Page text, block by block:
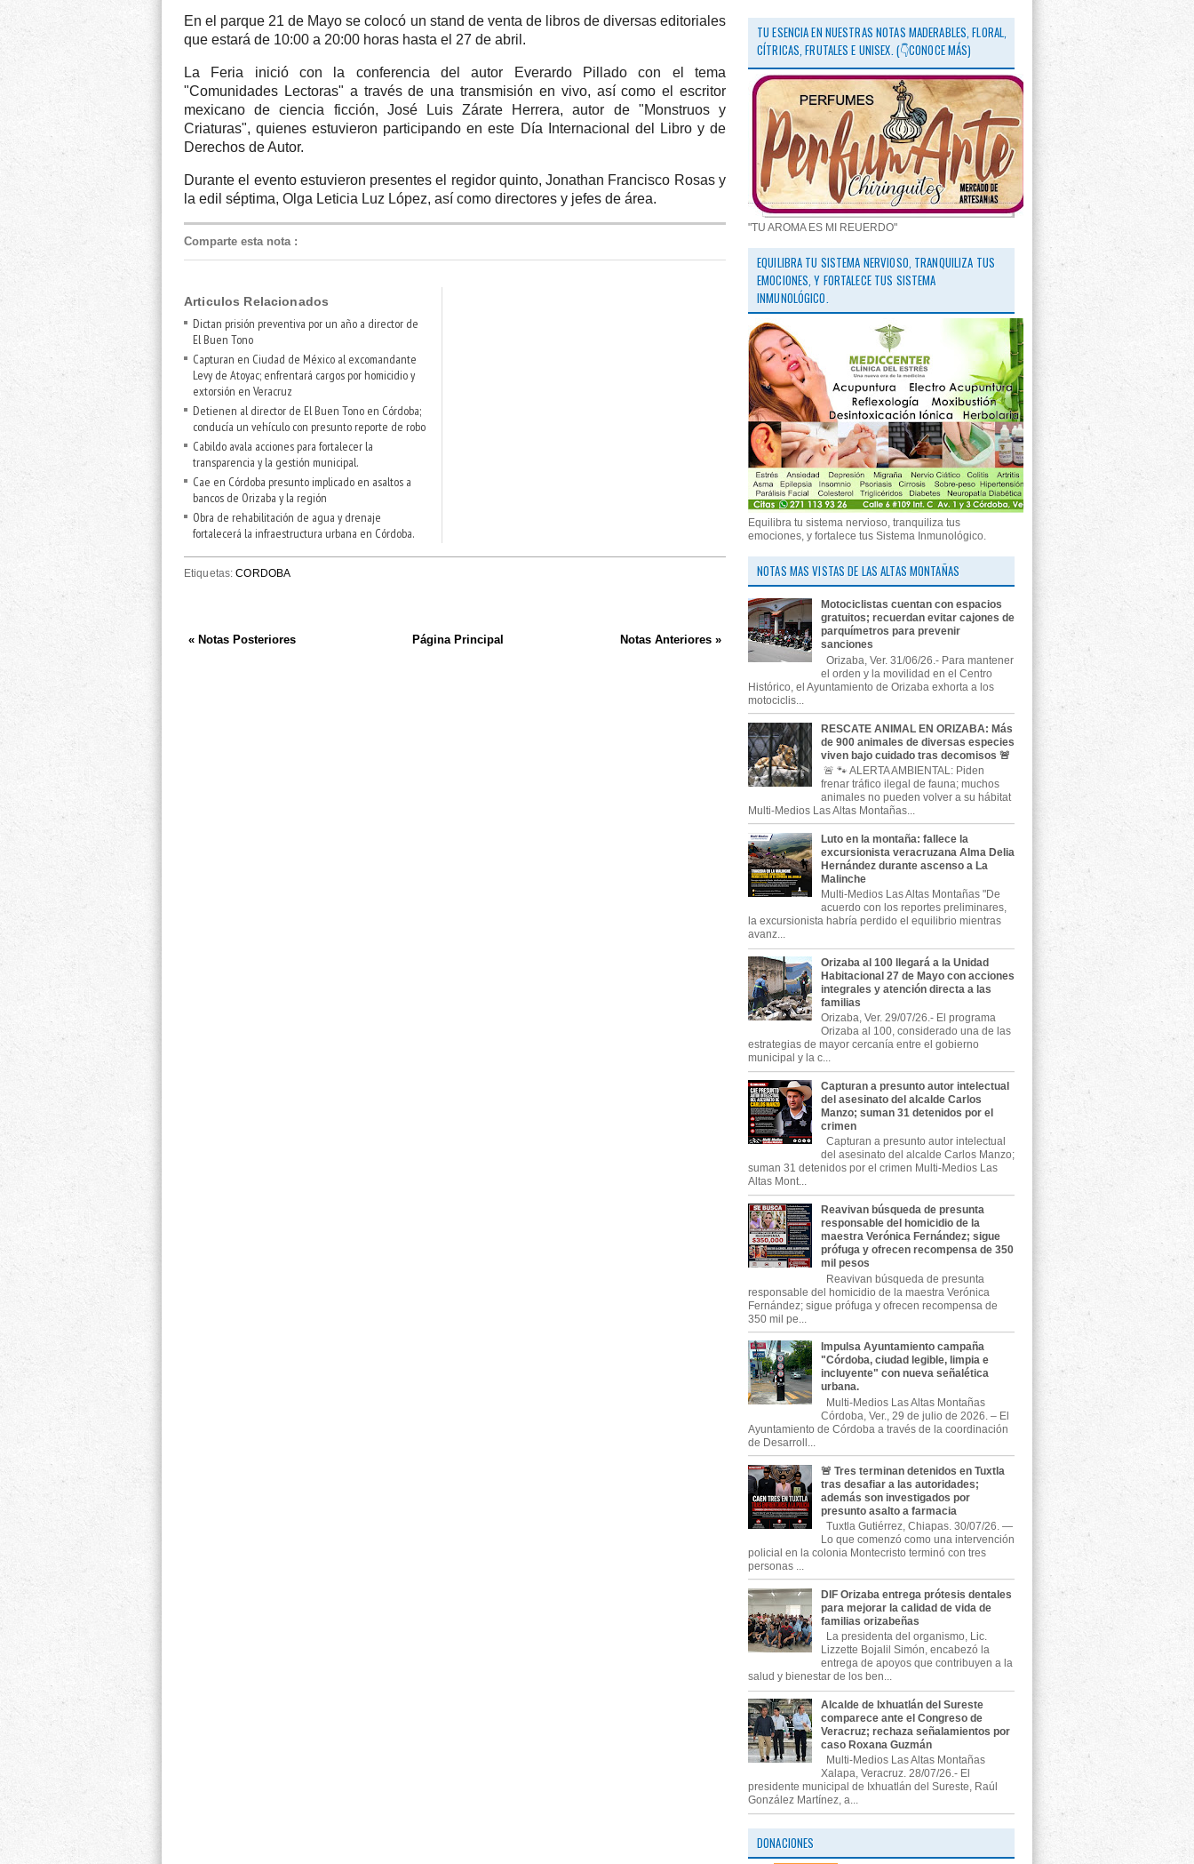
En el parque 21 de Mayo se colocó un stand de venta de libros de diversas editoriales
que estará de 10:00 a 20:00 horas hasta el 27 de abril.
La Feria inició con la conferencia del autor Everardo Pillado con el tema
"Comunidades Lectoras" a través de una transmisión en vivo, así como el escritor
mexicano de ciencia ficción, José Luis Zárate Herrera, autor de "Monstruos y
Criaturas", quienes estuvieron participando en este Día Internacional del Libro y de
Derechos de Autor.
Durante el evento estuvieron presentes el regidor quinto, Jonathan Francisco Rosas y
la edil séptima, Olga Leticia Luz López, así como directores y jefes de área.
Comparte esta nota:
Articulos Relacionados
Dictan prisión preventiva por un año a director de
El Buen Tono
Capturan en Ciudad de México al excomandante
Levy de Atoyac; enfrentará cargos por homicidio y
extorsión en Veracruz
Detienen al director de El Buen Tono en Córdoba;
conducía un vehículo con presunto reporte de robo
Cabildo avala acciones para fortalecer la
transparencia y la gestión municipal.
Cae en Córdoba presunto implicado en asaltos a
bancos de Orizaba y la región
Obra de rehabilitación de agua y drenaje
fortalecerá la infraestructura urbana en Córdoba.
Etiquetas:CORDOBA
« Notas Posteriores Notas Anteriores »
Página Principal
TU ESENCIA EN NUESTRAS NOTAS MADERABLES, FLORAL,
CÍTRICAS, FRUTALES E UNISEX. (👇CONOCE MÁS)
"TU AROMA ES MI REUERDO"
EQUILIBRA TU SISTEMA NERVIOSO, TRANQUILIZA TUS
EMOCIONES, Y FORTALECE TUS SISTEMA
INMUNOLÓGICO.
Equilibra tu sistema nervioso, tranquiliza tus
emociones, y fortalece tus Sistema Inmunológico.
NOTAS MAS VISTAS DE LAS ALTAS MONTAÑAS
Motociclistas cuentan con espacios
gratuitos; recuerdan evitar cajones de
parquímetros para prevenir
sanciones
Orizaba, Ver. 31/06/26.- Para mantener
el orden y la movilidad en el Centro
Histórico, el Ayuntamiento de Orizaba exhorta a los
motociclis...
RESCATE ANIMAL EN ORIZABA: Más
de 900 animales de diversas especies
viven bajo cuidado tras decomisos 🚨
🚨 🐾 ALERTA AMBIENTAL: Piden
frenar tráfico ilegal de fauna; muchos
animales no pueden volver a su hábitat
Multi-Medios Las Altas Montañas...
Luto en la montaña: fallece la
excursionista veracruzana Alma Delia
Hernández durante ascenso a La
Malinche
Multi-Medios Las Altas Montañas "De
acuerdo con los reportes preliminares,
la excursionista habría perdido el equilibrio mientras
avanz...
Orizaba al 100 llegará a la Unidad
Habitacional 27 de Mayo con acciones
integrales y atención directa a las
familias
Orizaba, Ver. 29/07/26.- El programa
Orizaba al 100, considerado una de las
estrategias de mayor cercanía entre el gobierno
municipal y la c...
Capturan a presunto autor intelectual
del asesinato del alcalde Carlos
Manzo; suman 31 detenidos por el
crimen
Capturan a presunto autor intelectual
del asesinato del alcalde Carlos Manzo;
suman 31 detenidos por el crimen Multi-Medios Las
Altas Mont...
Reavivan búsqueda de presunta
responsable del homicidio de la
maestra Verónica Fernández; sigue
prófuga y ofrecen recompensa de 350
mil pesos
Reavivan búsqueda de presunta
responsable del homicidio de la maestra Verónica
Fernández; sigue prófuga y ofrecen recompensa de
350 mil pe...
Impulsa Ayuntamiento campaña
"Córdoba, ciudad legible, limpia e
incluyente" con nueva señalética
urbana.
Multi-Medios Las Altas Montañas
Córdoba, Ver., 29 de julio de 2026. – El
Ayuntamiento de Córdoba a través de la coordinación
de Desarroll...
🚨 Tres terminan detenidos en Tuxtla
tras desafiar a las autoridades;
además son investigados por
presunto asalto a farmacia
Tuxtla Gutiérrez, Chiapas. 30/07/26. —
Lo que comenzó como una intervención
policial en la colonia Montecristo terminó con tres
personas ...
DIF Orizaba entrega prótesis dentales
para mejorar la calidad de vida de
familias orizabeñas
La presidenta del organismo, Lic.
Lizzette Bojalil Simón, encabezó la
entrega de apoyos que contribuyen a la
salud y bienestar de los ben...
Alcalde de Ixhuatlán del Sureste
comparece ante el Congreso de
Veracruz; rechaza señalamientos por
caso Roxana Guzmán
Multi-Medios Las Altas Montañas
Xalapa, Veracruz. 28/07/26.- El
presidente municipal de Ixhuatlán del Sureste, Raúl
González Martínez, a...
DONACIONES